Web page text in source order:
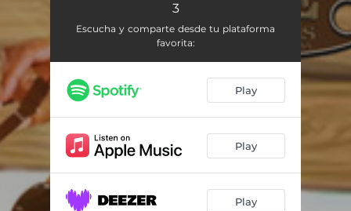
Avivamiento en la Navidad
La Continuación
Medellín 02:31
Quiero Amanecer
El Chismoso 04:00
Patacón Pisao 03:58
3
Escucha y comparte desde tu plataforma
favorita:
Play
Play
Play